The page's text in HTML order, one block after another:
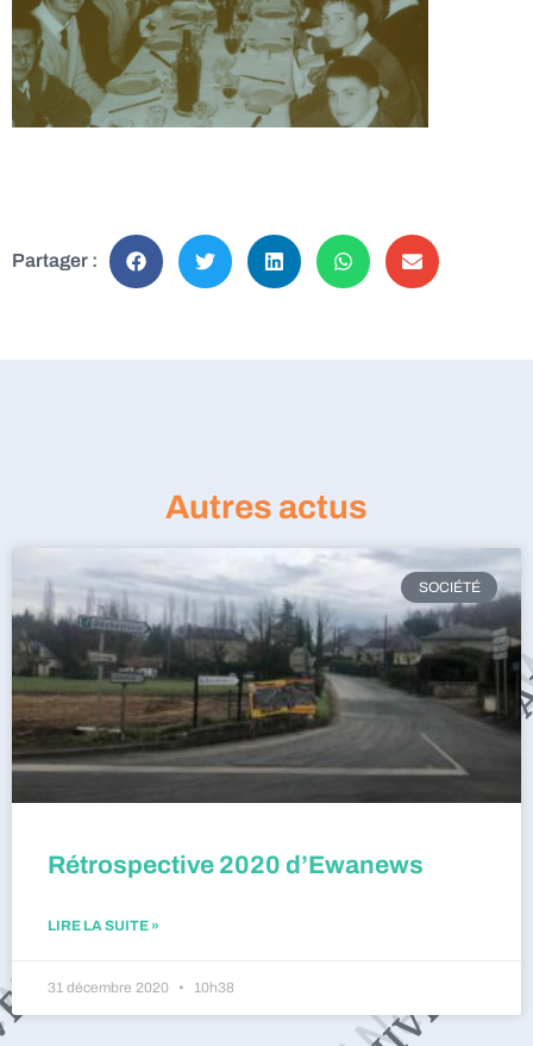
Partager :
Autres actus
SOCIÉTÉ
Rétrospective 2020 d’Ewanews
LIRE LA SUITE »
31 décembre 2020 10h38